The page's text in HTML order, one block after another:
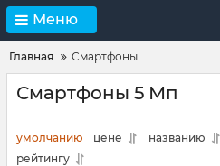
Меню
Главная Смартфоны
Смартфоны 5 Мп
умолчанию цене
названию
рейтингу